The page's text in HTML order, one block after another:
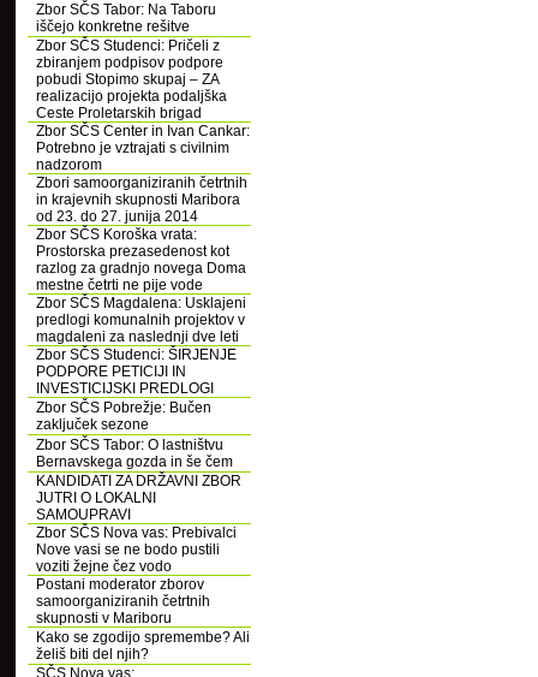
Zbor SČS Tabor: Na Taboru
iščejo konkretne rešitve
Zbor SČS Studenci: Pričeli z
zbiranjem podpisov podpore
pobudi Stopimo skupaj – ZA
realizacijo projekta podaljška
Ceste Proletarskih brigad
Zbor SČS Center in Ivan Cankar:
Potrebno je vztrajati s civilnim
nadzorom
Zbori samoorganiziranih četrtnih
in krajevnih skupnosti Maribora
od 23. do 27. junija 2014
Zbor SČS Koroška vrata:
Prostorska prezasedenost kot
razlog za gradnjo novega Doma
mestne četrti ne pije vode
Zbor SČS Magdalena: Usklajeni
predlogi komunalnih projektov v
magdaleni za naslednji dve leti
Zbor SČS Studenci: ŠIRJENJE
PODPORE PETICIJI IN
INVESTICIJSKI PREDLOGI
Zbor SČS Pobrežje: Bučen
zaključek sezone
Zbor SČS Tabor: O lastništvu
Bernavskega gozda in še čem
KANDIDATI ZA DRŽAVNI ZBOR
JUTRI O LOKALNI
SAMOUPRAVI
Zbor SČS Nova vas: Prebivalci
Nove vasi se ne bodo pustili
voziti žejne čez vodo
Postani moderator zborov
samoorganiziranih četrtnih
skupnosti v Mariboru
Kako se zgodijo spremembe? Ali
želiš biti del njih?
SČS Nova vas: